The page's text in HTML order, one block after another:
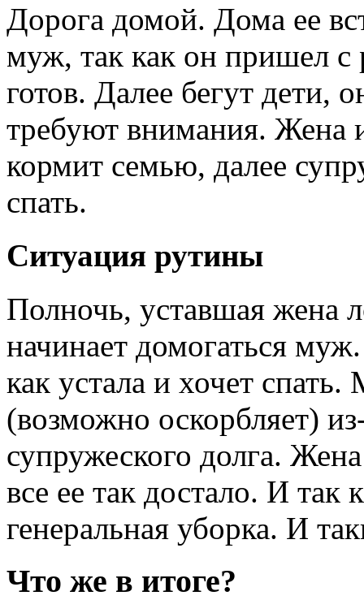
Дорога домой. Дома ее
муж, так как он пришел с
готов. Далее бегут дети,
требуют внимания. Жена
кормит семью, далее
спать.
Ситуация рутины
Полночь, уставшая жена
начинает домогаться
как устала и хочет
(возможно оскорбляет)
супружеского долга.
все ее так достало. И
генеральная уборка. И
Что же в итоге?